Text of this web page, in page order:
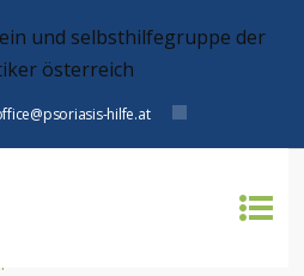
hilfe.at